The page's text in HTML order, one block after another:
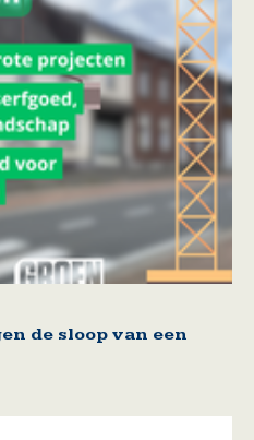
de sloop van een